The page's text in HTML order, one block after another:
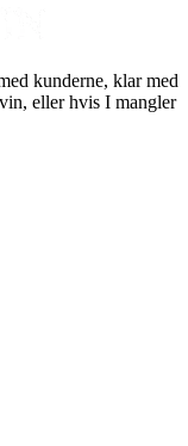
kunderne, klar med
eller hvis I mangler